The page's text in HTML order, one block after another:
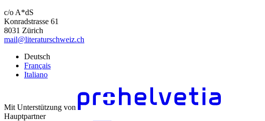
c/o A*dS
Konradstrasse 61
8031 Zürich
mail@literaturschweiz.ch
Deutsch
Français
Italiano
Mit Unterstützung von
Hauptpartner